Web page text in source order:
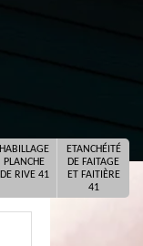
HABILLAGE
PLANCHE
DE RIVE 41
ETANCHÉITÉ
DE FAITAGE
ET FAITIÈRE
41